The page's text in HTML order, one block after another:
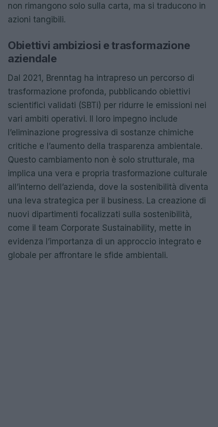
non rimangono solo sulla carta, ma si traducono in
azioni tangibili.
Obiettivi ambiziosi e trasformazione
aziendale
Dal 2021, Brenntag ha intrapreso un percorso di
trasformazione profonda, pubblicando obiettivi
scientifici validati (SBTi) per ridurre le emissioni nei
vari ambiti operativi. Il loro impegno include
l’eliminazione progressiva di sostanze chimiche
critiche e l’aumento della trasparenza ambientale.
Questo cambiamento non è solo strutturale, ma
implica una vera e propria trasformazione culturale
all’interno dell’azienda, dove la sostenibilità diventa
una leva strategica per il business. La creazione di
nuovi dipartimenti focalizzati sulla sostenibilità,
come il team Corporate Sustainability, mette in
evidenza l’importanza di un approccio integrato e
globale per affrontare le sfide ambientali.